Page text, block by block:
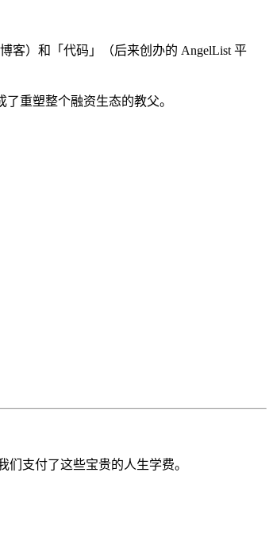
）和「代码」（后来创办的 AngelList 平
重塑整个融资生态的教父。
支付了这些宝贵的人生学费。